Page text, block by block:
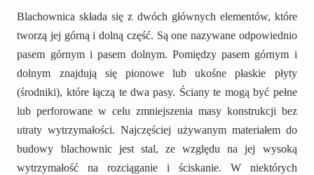
Blachownica składa się z dwóch głównych elementów, które
tworzą jej górną i dolną część. Są one nazywane odpowiednio
pasem górnym i pasem dolnym. Pomiędzy pasem górnym i
dolnym znajdują się pionowe lub ukośne płaskie płyty
(środniki), które łączą te dwa pasy. Ściany te mogą być pełne
lub perforowane w celu zmniejszenia masy konstrukcji bez
utraty wytrzymałości. Najczęściej używanym materiałem do
budowy blachownic jest stal, ze względu na jej wysoką
wytrzymałość na rozciąganie i ściskanie. W niektórych